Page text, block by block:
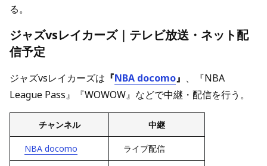
る。
ジャズvsレイカーズ｜テレビ放送・ネット配
信予定
ジャズvsレイカーズは 『NBA docomo』 、『NBA
League Pass』『WOWOW』などで中継・配信を行う。
チャンネル 中継
NBA docomo ライブ配信